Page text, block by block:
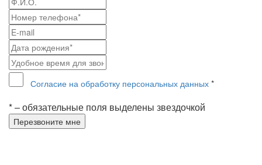
Согласие на обработку персональных данных *
* – обязательные поля выделены звездочкой